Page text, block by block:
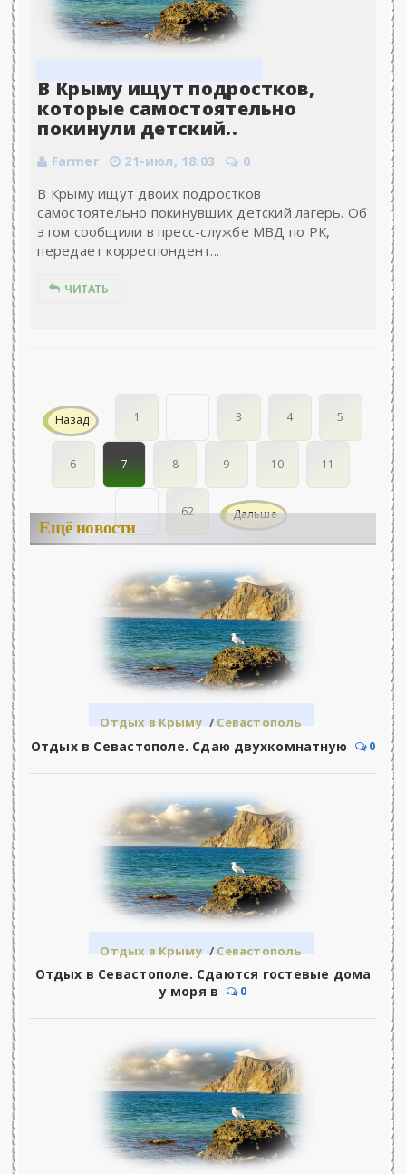
В Крыму ищут подростков,
которые самостоятельно
покинули детский..
Farmer 21-июл, 18:03 0
В Крыму ищут двоих подростков
самостоятельно покинувших детский лагерь. Об
этом сообщили в пресс-службе МВД по РК,
передает корреспондент...
ЧИТАТЬ
Назад 1 3 4 5
6 7 8 9 10 11
62 Дальше
Ещё новости
Отдых в Крыму /Севастополь
Отдых в Севастополе. Сдаю двухкомнатную 0
Отдых в Крыму /Севастополь
Отдых в Севастополе. Сдаются гостевые дома
у моря в
0